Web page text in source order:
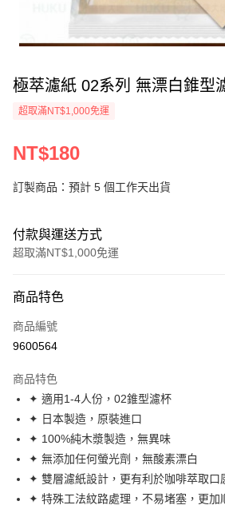
極萃濾紙 02系列 無漂白錐型
超取滿NT$1,000免運
NT$180
訂製商品：預計 5 個工作天出貨
付款與運送方式
超取滿NT$1,000免運
信用卡一次付款
超商取貨付款
Apple Pay
街口支付
悠遊付
Google Pay
商品特色
商品編號
9600564
商品特色
✦ 適用1-4人份，02錐型濾杯
✦ 日本製造，原裝進口
✦ 100%純木漿製造，無異味
✦ 無添加任何螢光劑，無酸素漂白
✦ 雙層濾紙設計，更有利於咖啡萃取口
✦ 特殊工法紋路處理，不易堵塞，更加